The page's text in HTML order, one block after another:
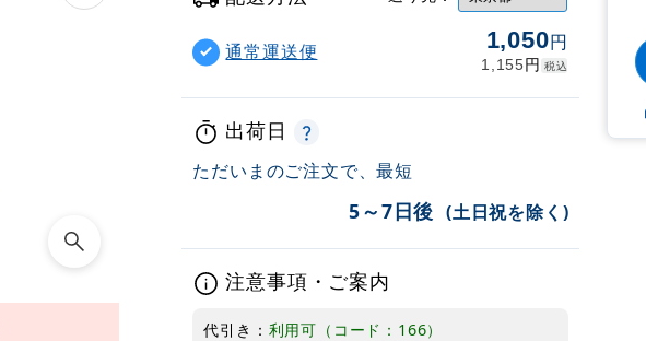
通常運送便 1,050円
1,155円 税込
出荷日
ただいまのご注文で、最短
5～7日後 (土日祝を除く)
注意事項・ご案内
代引き： 利用可（コード：166）